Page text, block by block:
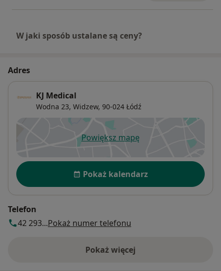
W jaki sposób ustalane są ceny?
Adres
KJ Medical
Wodna 23, Widzew, 90-024 Łódź
Powiększ mapęotwiera się w nowej karcie
Dostępność
Pokaż kalendarz
Telefon
42 293...Pokaż numer telefonu
Pokaż więcej
o adresie